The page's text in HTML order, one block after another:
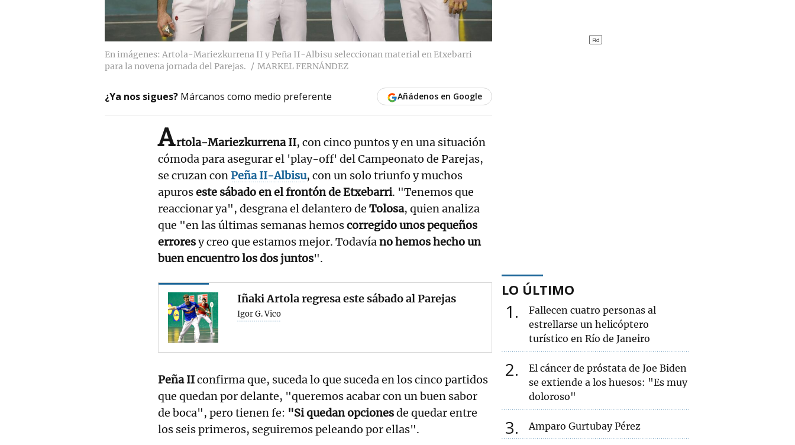
En imágenes: Artola-Mariezkurrena II y Peña II-Albisu seleccionan material en Etxebarri
para la novena jornada del Parejas.
MARKEL FERNÁNDEZ
¿Ya nos sigues? Márcanos como medio preferente Añádenos en Google
Artola-Mariezkurrena II, con cinco puntos y en una situación
cómoda para asegurar el 'play-off' del Campeonato de Parejas,
se cruzan conPeña II-Albisu, con un solo triunfo y muchos
apuroseste sábado en el frontón de Etxebarri. "Tenemos que
reaccionar ya", desgrana el delantero de Tolosa, quien analiza
que "en las últimas semanas hemoscorregido unos pequeños
erroresy creo que estamos mejor. Todavíano hemos hecho un
buen encuentro los dos juntos".
Iñaki Artola regresa este sábado al Parejas
Igor G. Vico
Peña IIconfirma que, suceda lo que suceda en los cinco partidos
que quedan por delante, "queremos acabar con un buen sabor
de boca", pero tienen fe: "Si quedan opcionesde quedar entre
los seis primeros, seguiremos peleando por ellas".
LO ÚLTIMO
1
Fallecen cuatro personas al
estrellarse un helicóptero
turístico en Río de Janeiro
2
El cáncer de próstata de Joe Biden
se extiende a los huesos: "Es muy
doloroso"
3 Amparo Gurtubay Pérez